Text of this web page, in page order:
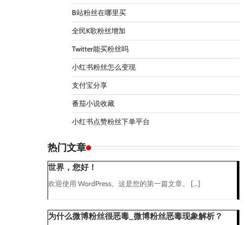
B站粉丝在哪里买
全民K歌粉丝增加
Twitter能买粉丝吗
小红书粉丝怎么变现
支付宝分享
番茄小说收藏
小红书点赞粉丝下单平台
热门文章
世界，您好！
欢迎使用 WordPress。这是您的第一篇文章。 […]
为什么微博粉丝很恶毒_微博粉丝恶毒现象解析？